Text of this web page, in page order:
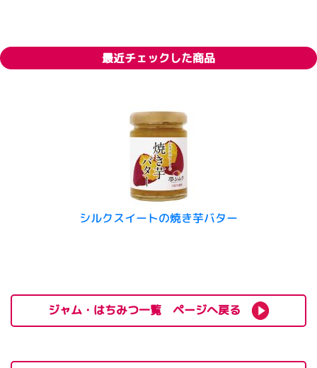
最近チェックした商品
シルクスイートの焼き芋バター
ジャム・はちみつ一覧 ページへ戻る